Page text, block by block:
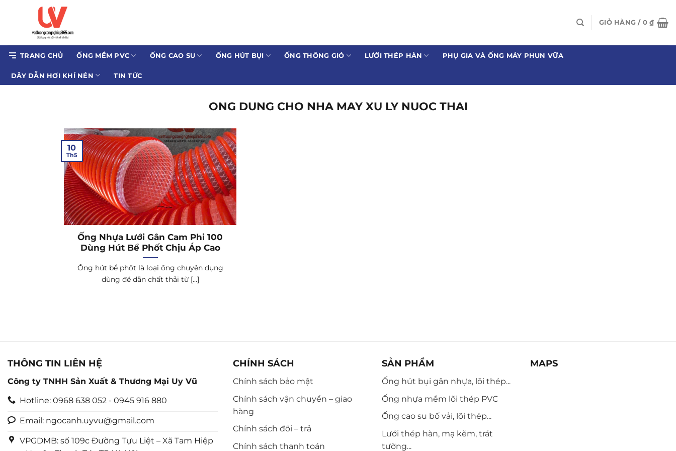
dung
GIỎ HÀNG / 0₫
TRANG CHỦ ỐNG MỀM PVC ỐNG CAO SU ỐNG HÚT BỤI ỐNG THÔNG GIÓ LƯỚI THÉP HÀN PHỤ GIA VÀ ỐNG MÁY PHUN VỮA
DÂY DẪN HƠI KHÍ NÉN TIN TỨC
ONG DUNG CHO NHA MAY XU LY NUOC THAI
Ống Nhựa Lưới Gân Cam Phi 100
Dùng Hút Bể Phốt Chịu Áp Cao
Ống hút bể phốt là loại ống chuyên dụng
dùng để dẫn chất thải từ [...]
10
Th5
THÔNG TIN LIÊN HỆ
Công ty TNHH Sản Xuất & Thương Mại Uy Vũ
Hotline: 0968 638 052 - 0945 916 880
Email: ngocanh.uyvu@gmail.com
VPGDMB: số 109c Đường Tựu Liệt – Xã Tam Hiệp
CHÍNH SÁCH
Chính sách bảo mật
Chính sách vận chuyển – giao
hàng
Chính sách đổi – trả
Chính sách thanh toán
SẢN PHẨM
Ống hút bụi gân nhựa, lõi thép...
Ống nhựa mềm lõi thép PVC
Ống cao su bố vải, lõi thép...
Lưới thép hàn, mạ kẽm, trát
tường...
MAPS